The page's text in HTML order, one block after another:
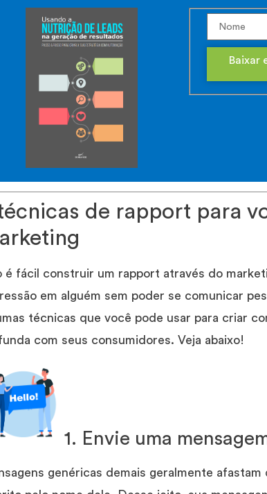
Baixar
de rapport para
é fácil construir um rapport através do
em alguém sem poder se comunicar
técnicas que você pode usar para criar
com seus consumidores. Veja abaixo!
1. Envie uma
genéricas demais geralmente